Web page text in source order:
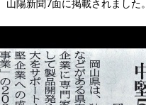
陽新聞7面に掲載されました。